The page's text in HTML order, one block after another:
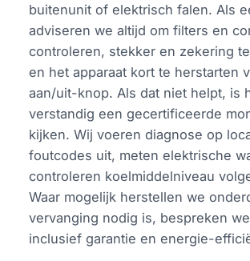
buitenunit of elektrisch falen. Als
adviseren we altijd om filters en
controleren, stekker en zekering
en het apparaat kort te herstarten
aan/uit-knop. Als dat niet helpt, is
verstandig een gecertificeerde
kijken. Wij voeren diagnose op
foutcodes uit, meten elektrische
controleren koelmiddelniveau
Waar mogelijk herstellen we
vervanging nodig is, bespreken
inclusief garantie en energie-